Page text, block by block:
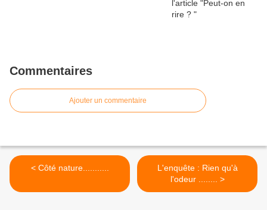
Commentaires
Ajouter un commentaire
< Côté nature...........
L'enquête : Rien qu'à
l'odeur ........ >